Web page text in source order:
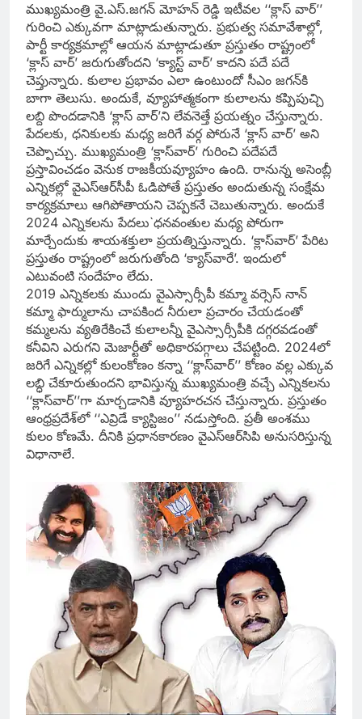
ముఖ్యమంత్రి వై.ఎస్‌.జగన్‌ మోహన్‌ రెడ్డి ఇటీవల ‘‘క్లాస్‌ వార్‌’’
గురించి ఎక్కువగా మాట్లాడుతున్నారు. ప్రభుత్వ సమావేశాల్లో,
పార్టీ కార్యక్రమాల్లో ఆయన మాట్లాడుతూ ప్రస్తుతం రాష్ట్రంలో
‘క్లాస్‌ వార్‌’ జరుగుతోందని ‘క్యాస్ట్‌ వార్‌’ కాదని పదే పదే
చెప్తున్నారు. కులాల ప్రభావం ఎలా ఉంటుందో సీఎం జగన్‌కి
బాగా తెలుసు. అందుకే, వ్యూహాత్మకంగా కులాలను కప్పిపుచ్చి
లబ్ది పొందడానికి ‘క్లాస్‌ వార్‌’ని లేవనెత్తే ప్రయత్నం చేస్తున్నారు.
పేదలకు, ధనికులకు మధ్య జరిగే వర్గ పోరునే ‘క్లాస్‌ వార్‌’ అని
చెప్పొచ్చు. ముఖ్యమంత్రి ‘క్లాస్‌వార్‌’ గురించి పదేపదే
ప్రస్తావించడం వెనుక రాజకీయవ్యూహం ఉంది. రానున్న అసెంబ్లీ
ఎన్నికల్లో వైఎస్‌ఆర్‌సీపీ ఓడిపోతే ప్రస్తుతం అందుతున్న సంక్షేమ
కార్యక్రమాలు ఆగిపోతాయని చెప్పకనే చెబుతున్నారు. అందుకే
2024 ఎన్నికలను పేదలు`ధనవంతుల మధ్య పోరుగా
మార్చేందుకు శాయశక్తులా ప్రయత్నిస్తున్నారు. ‘క్లాస్‌వార్‌’ పేరిట
ప్రస్తుతం రాష్ట్రంలో జరుగుతోంది ‘క్యాస్‌వారే’. ఇందులో
ఎటువంటి సందేహం లేదు.
2019 ఎన్నికలకు ముందు వైఎస్సార్సీపీ కమ్మా వర్సెస్‌ నాన్‌
కమ్మా ఫార్ములాను చాపకింద నీరులా ప్రచారం చేయడంతో
కమ్మలను వ్యతిరేకించే కులాలన్నీ వైఎస్సార్సీపీకి దగ్గరవడంతో
కనీవిని ఎరుగని మెజార్టీతో అధికారపగ్గాలు చేపట్టింది. 2024లో
జరిగే ఎన్నికల్లో కులంకోణం కన్నా ‘‘క్లాస్‌వార్‌’’ కోణం వల్ల ఎక్కువ
లబ్ధి చేకూరుతుందని భావిస్తున్న ముఖ్యమంత్రి వచ్చే ఎన్నికలను
‘‘క్లాస్‌వార్‌’’గా మార్చడానికి వ్యూహరచన చేస్తున్నారు. ప్రస్తుతం
ఆంధ్రప్రదేశ్‌లో ‘‘ఎవ్రిడే క్యాస్టిజం’’ నడుస్తోంది. ప్రతీ అంశము
కులం కోణమే. దీనికి ప్రధానకారణం వైఎస్‌ఆర్‌సిపి అనుసరిస్తున్న
విధానాలే.